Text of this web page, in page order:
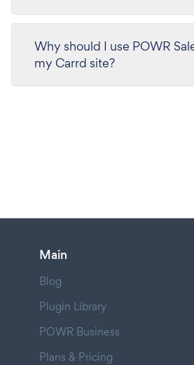
Why should I use POWR
my Carrd site?
Main
Blog
Plugin Library
POWR Business
Plans & Pricing